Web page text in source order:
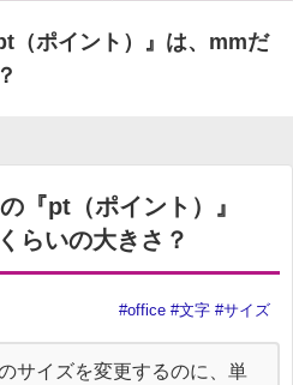
（ポイント）』は、mmだ
『pt（ポイント）』
らいの大きさ？
#office #文字 #サイズ
サイズを変更するのに、単